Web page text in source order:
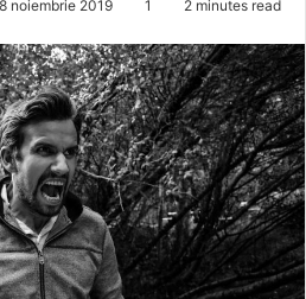
noiembrie 2019 1 2 minutes read